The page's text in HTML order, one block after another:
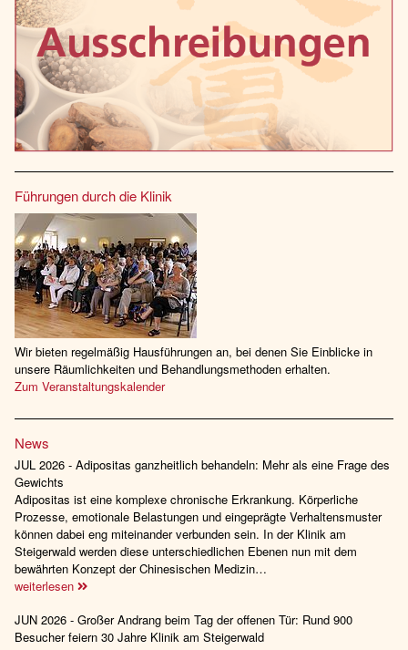
Führungen durch die Klinik
Wir bieten regelmäßig Hausführungen an, bei denen Sie Einblicke in
unsere Räumlichkeiten und Behandlungsmethoden erhalten.
Zum Veranstaltungskalender
News
JUL 2026 - Adipositas ganzheitlich behandeln: Mehr als eine Frage des
Gewichts
Adipositas ist eine komplexe chronische Erkrankung. Körperliche
Prozesse, emotionale Belastungen und eingeprägte Verhaltensmuster
können dabei eng miteinander verbunden sein. In der Klinik am
Steigerwald werden diese unterschiedlichen Ebenen nun mit dem
bewährten Konzept der Chinesischen Medizin…
weiterlesen
JUN 2026 - Großer Andrang beim Tag der offenen Tür: Rund 900
Besucher feiern 30 Jahre Klinik am Steigerwald